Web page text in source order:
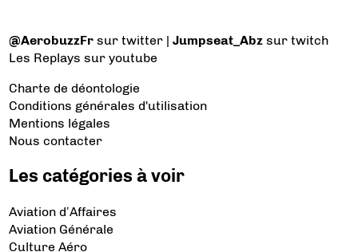
@AerobuzzFr sur twitter |Jumpseat_Abz sur twitch
Les Replays sur youtube
Charte de déontologie
Conditions générales d'utilisation
Mentions légales
Nous contacter
Les catégories à voir
Aviation d’Affaires
Aviation Générale
Culture Aéro